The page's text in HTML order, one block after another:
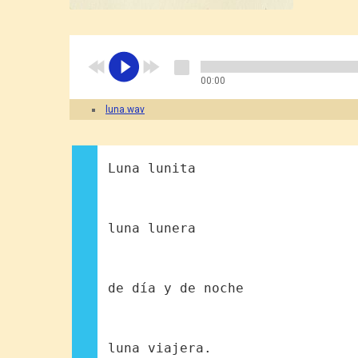
00:00
luna.wav
Luna lunita
luna lunera
de día y de noche
luna viajera.